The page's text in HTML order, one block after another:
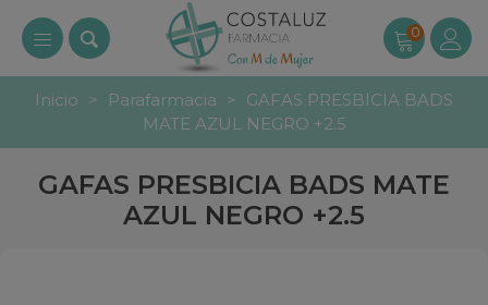
0
Inicio > Parafarmacia >
GAFAS PRESBICIA BADS
MATE AZUL NEGRO +2.5
GAFAS PRESBICIA BADS MATE
AZUL NEGRO +2.5